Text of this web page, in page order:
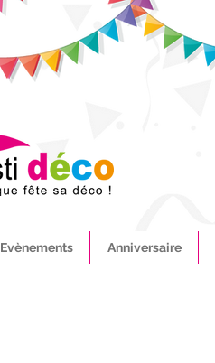
Evènements Anniversaire